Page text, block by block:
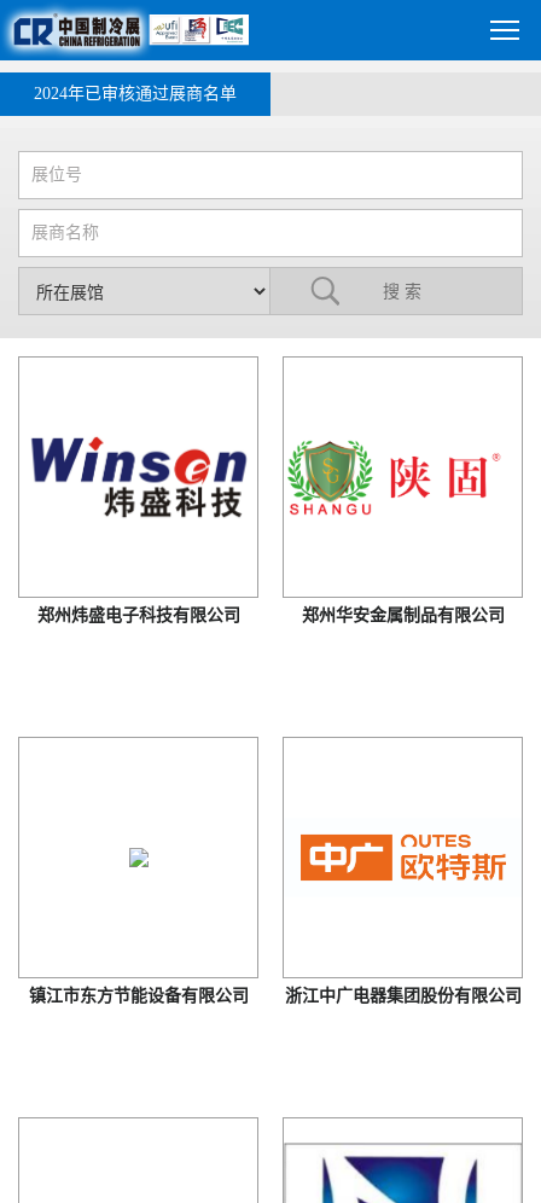
2024年已审核通过展商名单
郑州炜盛电子科技有限公司 郑州华安金属制品有限公司
镇江市东方节能设备有限公司 浙江中广电器集团股份有限公司